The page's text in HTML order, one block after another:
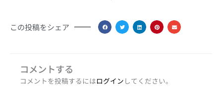
この投稿をシェア
コメントする
コメントを投稿するにはログイン してください。